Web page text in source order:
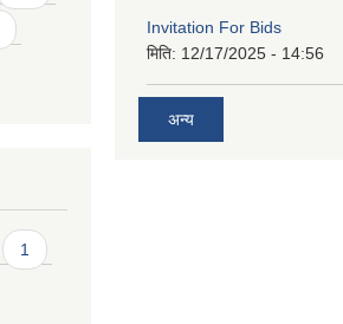
1
Invitation For Bids
मिति: 12/17/2025 - 14:56
अन्य